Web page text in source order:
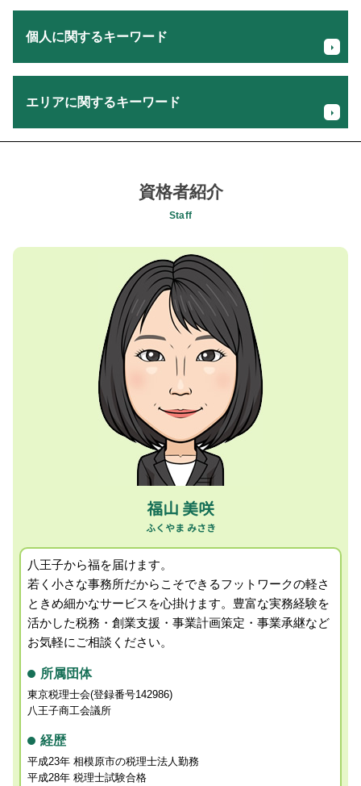
事業譲渡 手続き
事業計画書 書き方 飲食店
税務署 税理士 相談
事業計画書 補助金
税理士 セカンド オピニオン
税理士 業務内容
法人 メリット デメリット
事業承継 流れ
会社設立 届出
税務調査 法人
個人に関するキーワード
法人設立 メリット
贈与税 節税
個人事業主 所得税 控除
相続時精算課税制度 110万円
確定申告 税理士 メリット
基礎控除 相続税
fx 確定申告 やり方
仮想通貨 確定申告
消費税 確定申告
fx 利益 税金
個人事業主 申告
青色申告 メリット
確定申告 いつまで
法人化 節税 メリット
小規模宅地 相続税
エリアに関するキーワード
経理担当者会計指導 税理士 相談 町田市
会社設立支援 税理士 相談 相模原市
消費税確定申告 税理士 相談 昭島市
キャッシュフロー 税理士 相談 日野市
贈与税申告 税理士 相談 日野市
所得税確定申告 税理士 相談 国立市
創業支援 税理士 相談 八王子市
相続税対策 税理士 相談 国立市
消費税確定申告 税理士 相談 国立市
キャッシュフロー 税理士 相談 国立市
相続税対策 税理士 相談 日野市
事業計画策定 税理士 相談 昭島市
相続税申告 税理士 相談 相模原市
経営者の相続税対策 税理士 相談 町田市
記帳代行 税理士 相談 町田市
キャッシュフロー 税理士 相談 昭島市
相続税申告 税理士 相談 町田市
資格者紹介
Staff
福山 美咲
八王子から福を届けます。
若く小さな事務所だからこそできるフットワークの軽さ
ときめ細かなサービスを心掛けます。 豊富な実務経験を
活かした税務・創業支援・事業計画策定・事業承継など
お気軽にご相談ください。
所属団体
東京税理士会(登録番号142986)
八王子商工会議所
経歴
平成23年 相模原市の税理士法人勤務
平成28年 税理士試験合格